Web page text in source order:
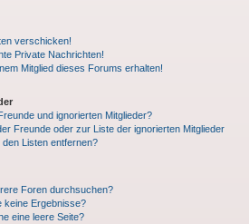
verschicken!
Private Nachrichten!
Mitglied dieses Forums erhalten!
und ignorierten Mitglieder?
Freunde oder zur Liste der ignorierten Mitglieder
Listen entfernen?
Foren durchsuchen?
keine Ergebnisse?
eine leere Seite?